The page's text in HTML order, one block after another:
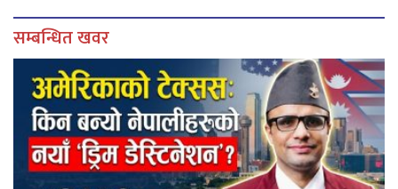
सम्बन्धित खवर